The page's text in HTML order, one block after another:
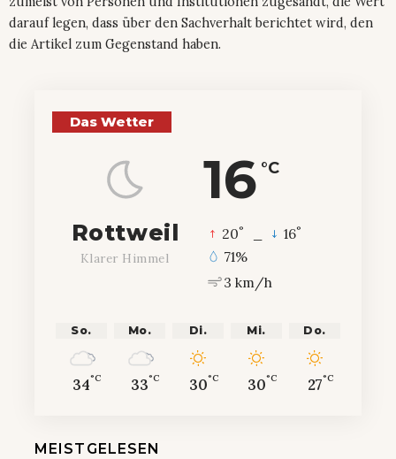
darauf legen, dass über den Sachverhalt berichtet wird, den
die Artikel zum Gegenstand haben.
Das Wetter
16 °C
Rottweil
Klarer Himmel
20° 16°
71%
3 km/h
So.
34°C
Mo.
33°C
Di.
30°C
Mi.
30°C
Do.
27°C
MEISTGELESEN